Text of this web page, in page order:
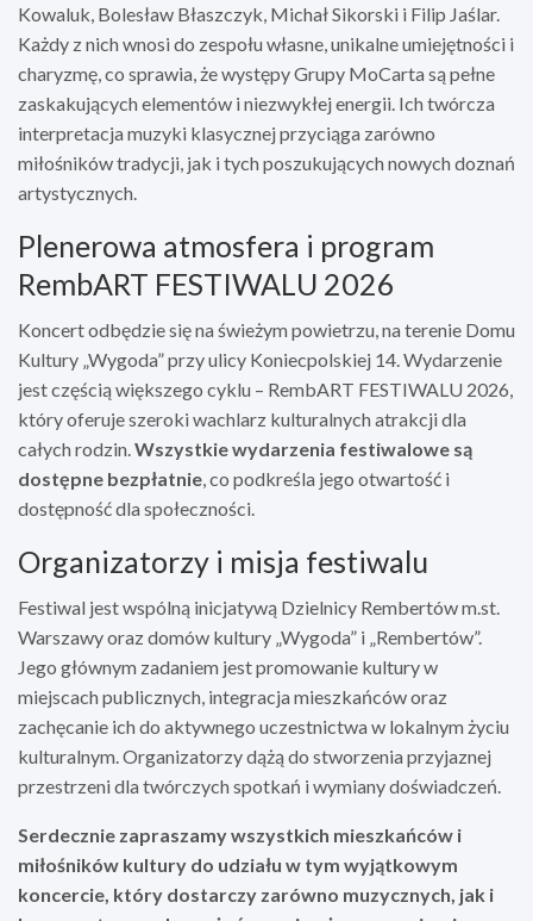
Kowaluk, Bolesław Błaszczyk, Michał Sikorski i Filip Jaślar.
Każdy z nich wnosi do zespołu własne, unikalne umiejętności i
charyzmę, co sprawia, że występy Grupy MoCarta są pełne
zaskakujących elementów i niezwykłej energii. Ich twórcza
interpretacja muzyki klasycznej przyciąga zarówno
miłośników tradycji, jak i tych poszukujących nowych doznań
artystycznych.
Plenerowa atmosfera i program
RembART FESTIWALU 2026
Koncert odbędzie się na świeżym powietrzu, na terenie Domu
Kultury „Wygoda” przy ulicy Koniecpolskiej 14. Wydarzenie
jest częścią większego cyklu – RembART FESTIWALU 2026,
który oferuje szeroki wachlarz kulturalnych atrakcji dla
całych rodzin.Wszystkie wydarzenia festiwalowe są
dostępne bezpłatnie, co podkreśla jego otwartość i
dostępność dla społeczności.
Organizatorzy i misja festiwalu
Festiwal jest wspólną inicjatywą Dzielnicy Rembertów m.st.
Warszawy oraz domów kultury „Wygoda” i „Rembertów”.
Jego głównym zadaniem jest promowanie kultury w
miejscach publicznych, integracja mieszkańców oraz
zachęcanie ich do aktywnego uczestnictwa w lokalnym życiu
kulturalnym. Organizatorzy dążą do stworzenia przyjaznej
przestrzeni dla twórczych spotkań i wymiany doświadczeń.
Serdecznie zapraszamy wszystkich mieszkańców i
miłośników kultury do udziału w tym wyjątkowym
koncercie, który dostarczy zarówno muzycznych, jak i